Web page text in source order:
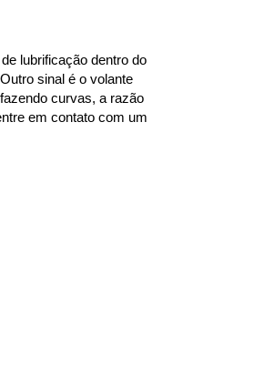
lubrificação dentro do
sinal é o volante
curvas, a razão
em contato com um